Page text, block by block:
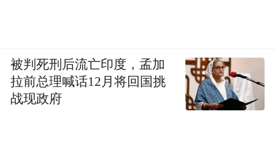
被判死刑后流亡印度，孟加
拉前总理喊话12月将回国挑
战现政府